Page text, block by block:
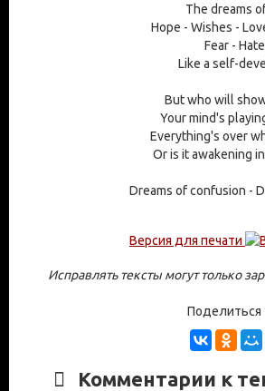
The dreams
Hope - Wishes -
Fear -
Like a self-
But who will
Your mind's
Everything's over
Or is it awakening
Dreams of confusion -
Версия для печати
Исправлять тексты могут только
Поделиться
Комментарии к